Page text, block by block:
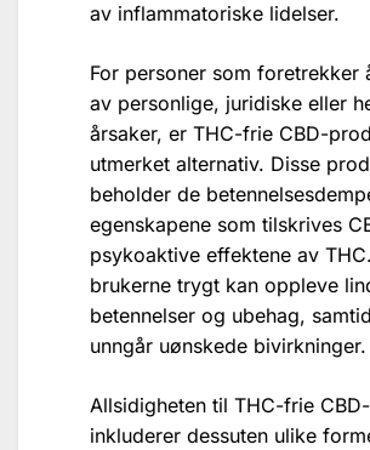
av inflammatoriske lidelser.
For personer som foretrekker
av personlige, juridiske eller
årsaker, er THC-frie CBD-
utmerket alternativ. Disse
beholder de
egenskapene som tilskrives
psykoaktive effektene av
brukerne trygt kan oppleve
betennelser og ubehag,
unngår uønskede bivirkninger.
Allsidigheten til THC-frie
inkluderer dessuten ulike